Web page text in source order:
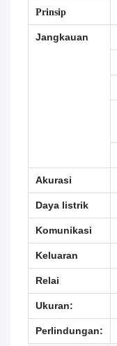
Prinsip
Jangkauan
Akurasi
Daya listrik
Komunikasi
Keluaran
Relai
Ukuran:
Perlindungan: